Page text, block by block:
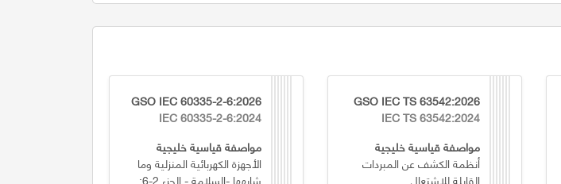
GSO IEC TS 63542:2026
IEC TS 63542:2024
مواصفة قياسية خليجية
أنظمة الكشف عن المبردات
القابلة للاشتعال
GSO IEC 60335-2-6:2026
IEC 60335-2-6:2024
مواصفة قياسية خليجية
الأجهزة الكهربائية المنزلية وما
شابهها -السلامة - الجزء 2-6: